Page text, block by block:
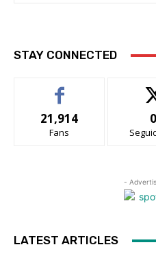
STAY CONNECTED
21,914
Fans
0
-
LATEST ARTICLES